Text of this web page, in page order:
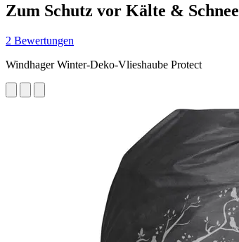
Zum Schutz vor Kälte & Schnee
2 Bewertungen
Windhager Winter-Deko-Vlieshaube Protect